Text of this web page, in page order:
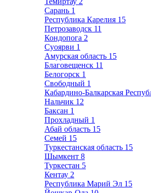
Сарань 1
Республика Карелия 15
Петрозаводск 11
Кондопога 2
Суоярви 1
Амурская область 15
Благовещенск 11
Белогорск 1
Свободный 1
Кабардино-Балкарская
Нальчик 12
Баксан 1
Прохладный 1
Абай область 15
Семей 15
Туркестанская область 15
Шымкент 8
Туркестан 5
Кентау 2
Республика Марий Эл 15